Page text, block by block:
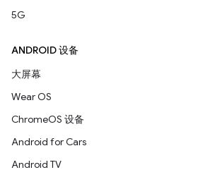
5G
ANDROID 设备
大屏幕
Wear OS
ChromeOS 设备
Android for Cars
Android TV